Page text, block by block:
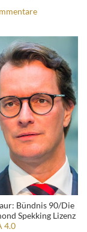
Bündnis 90/Die
Spekking Lizenz
4.0